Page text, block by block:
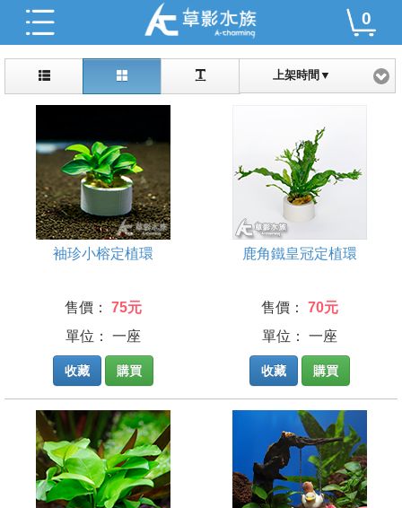
0
上架時間▼
袖珍小榕定植環
售價：
75元
單位： 一座
收藏 購買
鹿角鐵皇冠定植環
售價：
70元
單位： 一座
收藏 購買